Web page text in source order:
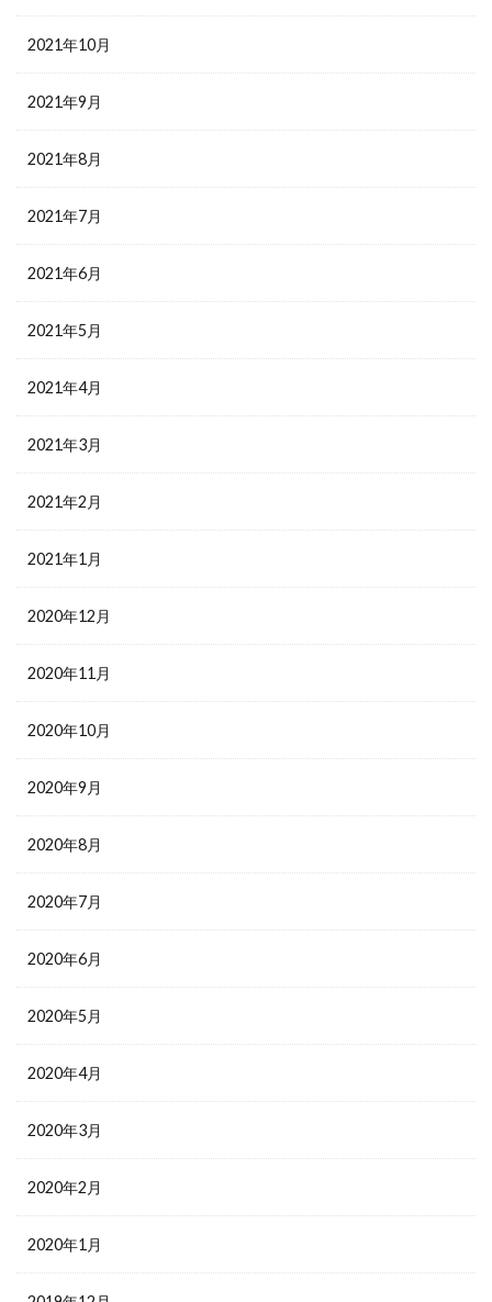
2021年10月
2021年9月
2021年8月
2021年7月
2021年6月
2021年5月
2021年4月
2021年3月
2021年2月
2021年1月
2020年12月
2020年11月
2020年10月
2020年9月
2020年8月
2020年7月
2020年6月
2020年5月
2020年4月
2020年3月
2020年2月
2020年1月